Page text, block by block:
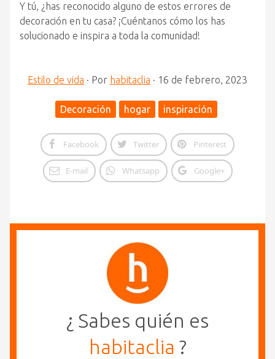
Y tú, ¿has reconocido alguno de estos errores de
decoración en tu casa? ¡Cuéntanos cómo los has
solucionado e inspira a toda la comunidad!
Estilo de vida · Por habitaclia · 16 de febrero, 2023
Decoración hogar inspiración
Facebook Twitter Pinterest
E-mail Whatsapp Google+
¿ Sabes quién es
habitaclia ?